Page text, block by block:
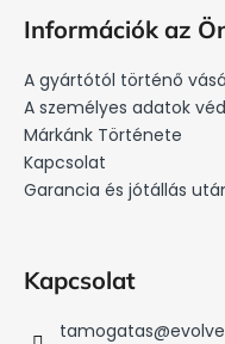
Információk az
A gyártótól történő
A személyes adatok
Márkánk Története
Kapcsolat
Garancia és jótállás
Kapcsolat
tamogatas@